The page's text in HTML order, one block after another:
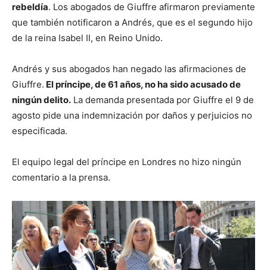
rebeldía. Los abogados de Giuffre afirmaron previamente
que también notificaron a Andrés, que es el segundo hijo
de la reina Isabel II, en Reino Unido.
Andrés y sus abogados han negado las afirmaciones de
Giuffre. El príncipe, de 61 años, no ha sido acusado de
ningún delito. La demanda presentada por Giuffre el 9 de
agosto pide una indemnización por daños y perjuicios no
especificada.
El equipo legal del príncipe en Londres no hizo ningún
comentario a la prensa.